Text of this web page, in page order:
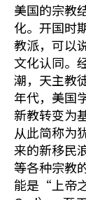
美国的宗教
化。开国时
教派，可以
文化认同。
潮，天主教
年代，美国
新教转变为
从此简称为
来的新移民
等各种宗教
能是“上帝